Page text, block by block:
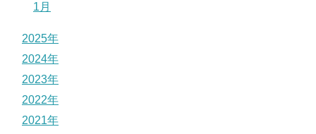
1月
2025年
2024年
2023年
2022年
2021年